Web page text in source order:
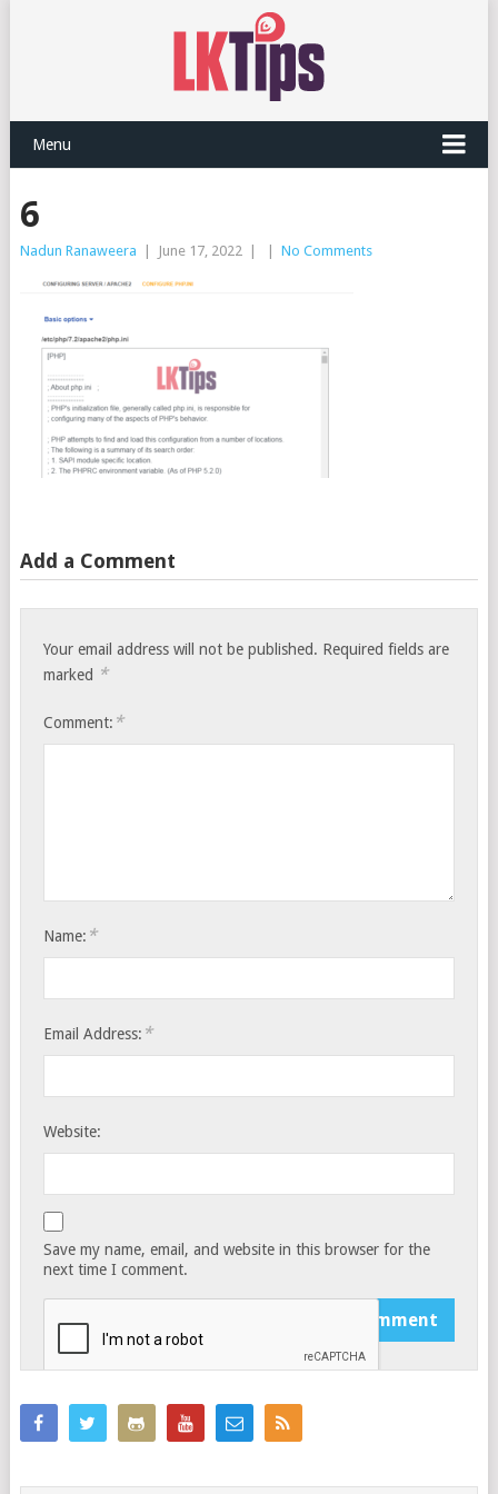
Menu
6
Nadun Ranaweera June 17, 2022 No Comments
Add a Comment
Your email address will not be published. Required fields are
marked *
Comment: *
Name: *
Email Address: *
Website:
Save my name, email, and website in this browser for the
next time I comment.